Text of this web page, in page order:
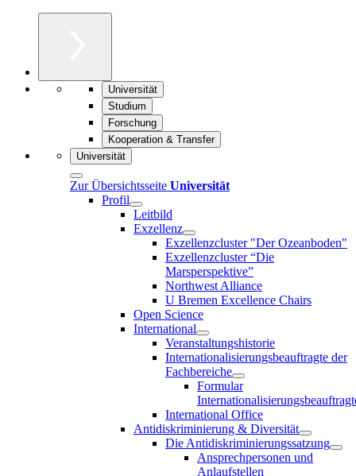
Universität
Studium
Forschung
Kooperation & Transfer
Universität
Zur Übersichtsseite Universität
Profil
Leitbild
Exzellenz
Exzellenzcluster "Der Ozeanboden"
Exzellenzcluster “Die
Marsperspektive”
Northwest Alliance
U Bremen Excellence Chairs
Open Science
International
Veranstaltungshistorie
Internationalisierungsbeauftragte der
Fachbereiche
Formular
International Office
Antidiskriminierung & Diversität
Die Antidiskriminierungssatzung
Ansprechpersonen und
Anlaufstellen